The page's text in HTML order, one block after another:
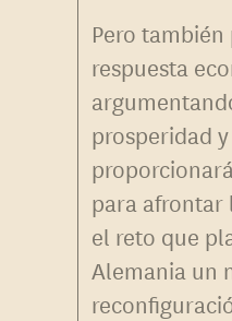
Pero
respuesta
prosperidad
para
el reto que
Alemania un